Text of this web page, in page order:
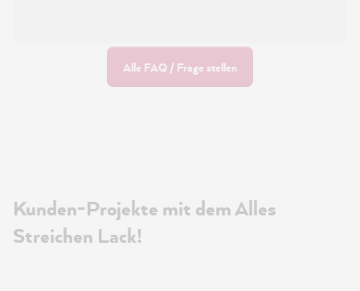
Alle FAQ / Frage stellen
Kunden-Projekte mit dem Alles
Streichen Lack!